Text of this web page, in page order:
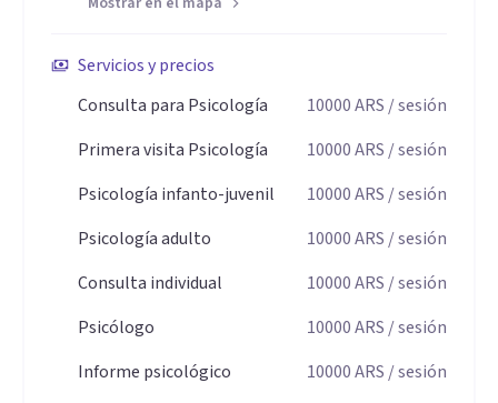
entrenado en una escucha táctica y estratégica. Esto se
traduce en el consultorio privado en una capacidad analítica
sostienen el padecimiento del paciente y plantear
direcciones de tratamiento que son conceptualmente
sólidas, pero sobre todo, clínicamente viables y ancladas en
Servicios y precios
Consulta para Psicología
10000ARS / sesión
Primera visita Psicología
10000ARS / sesión
Psicología infanto-juvenil
10000ARS / sesión
Psicología adulto
10000ARS / sesión
Consulta individual
10000ARS / sesión
Psicólogo
10000ARS / sesión
Informe psicológico
10000ARS / sesión